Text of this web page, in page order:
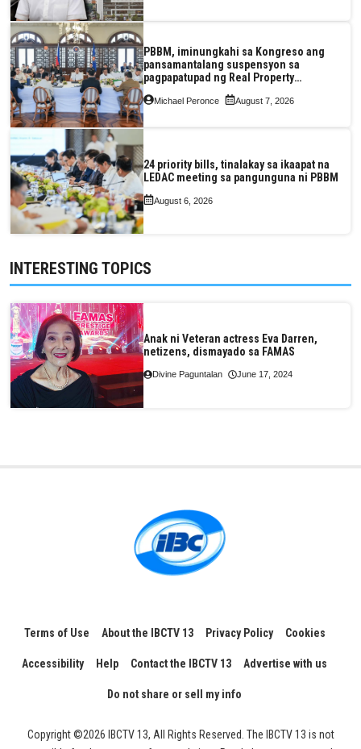
PBBM, iminungkahi sa Kongreso ang
pansamantalang suspensyon sa
pagpapatupad ng Real Property
Valuation and Assessment Reform Act
Michael Peronce August 7, 2026
24 priority bills, tinalakay sa ikaapat na
LEDAC meeting sa pangunguna ni PBBM
August 6, 2026
INTERESTING TOPICS
Anak ni Veteran actress Eva Darren,
netizens, dismayado sa FAMAS
Divine Paguntalan June 17, 2024
Terms of Use About the IBCTV 13 Privacy Policy Cookies
Accessibility Help Contact the IBCTV 13 Advertise with us
Do not share or sell my info
Copyright ©2026 IBCTV 13, All Rights Reserved. The IBCTV 13 is not